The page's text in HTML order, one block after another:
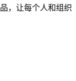
，让每个人和组织